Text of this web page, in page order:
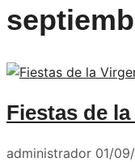
Fiestas de
administrador 01/